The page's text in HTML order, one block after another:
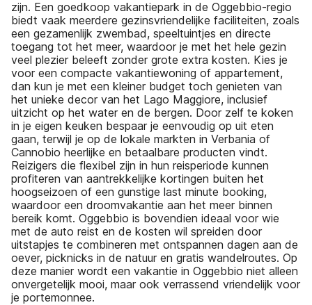
zijn. Een goedkoop vakantiepark in de Oggebbio-regio
biedt vaak meerdere gezinsvriendelijke faciliteiten, zoals
een gezamenlijk zwembad, speeltuintjes en directe
toegang tot het meer, waardoor je met het hele gezin
veel plezier beleeft zonder grote extra kosten. Kies je
voor een compacte vakantiewoning of appartement,
dan kun je met een kleiner budget toch genieten van
het unieke decor van het Lago Maggiore, inclusief
uitzicht op het water en de bergen. Door zelf te koken
in je eigen keuken bespaar je eenvoudig op uit eten
gaan, terwijl je op de lokale markten in Verbania of
Cannobio heerlijke en betaalbare producten vindt.
Reizigers die flexibel zijn in hun reisperiode kunnen
profiteren van aantrekkelijke kortingen buiten het
hoogseizoen of een gunstige last minute booking,
waardoor een droomvakantie aan het meer binnen
bereik komt. Oggebbio is bovendien ideaal voor wie
met de auto reist en de kosten wil spreiden door
uitstapjes te combineren met ontspannen dagen aan de
oever, picknicks in de natuur en gratis wandelroutes. Op
deze manier wordt een vakantie in Oggebbio niet alleen
onvergetelijk mooi, maar ook verrassend vriendelijk voor
je portemonnee.